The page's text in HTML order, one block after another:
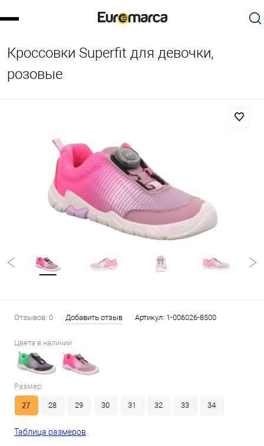
Кроссовки Superfit для девочки,
розовые
Отзывов: 0 Добавить отзыв Артикул: 1-006026-8500
Цвета в наличии
Размер:
27 28 29 30 31 32 33 34
Таблица размеров